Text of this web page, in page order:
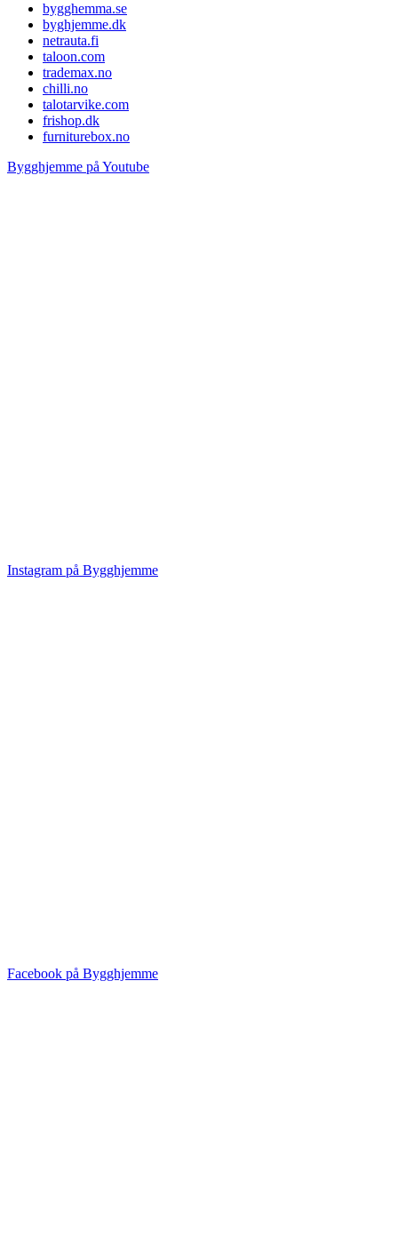
bygghemma.se
byghjemme.dk
netrauta.fi
taloon.com
trademax.no
chilli.no
talotarvike.com
frishop.dk
furniturebox.no
Bygghjemme på Youtube
Instagram på Bygghjemme
Facebook på Bygghjemme